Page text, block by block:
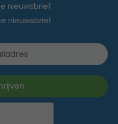
nieuwsbrief
nieuwsbrief